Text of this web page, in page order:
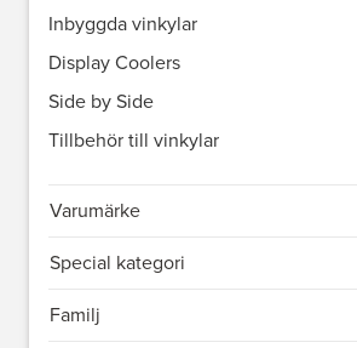
Inbyggda vinkylar
Display Coolers
Side by Side
Tillbehör till vinkylar
Varumärke
Special kategori
Familj